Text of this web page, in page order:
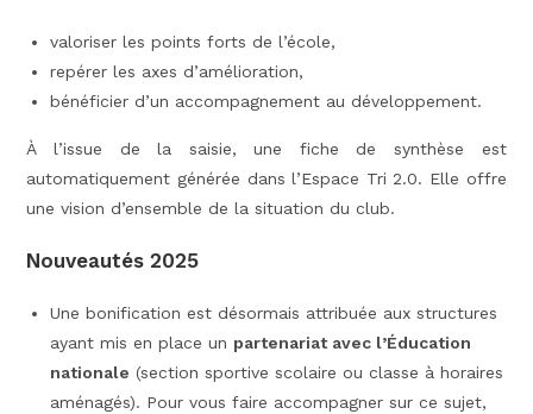
valoriser les points forts de l’école,
repérer les axes d’amélioration,
bénéficier d’un accompagnement au développement.
À l’issue de la saisie, une fiche de synthèse est
automatiquement générée dans l’Espace Tri 2.0. Elle offre
une vision d’ensemble de la situation du club.
Nouveautés 2025
Une bonification est désormais attribuée aux structures
ayant mis en place un partenariat avec l’Éducation
nationale (section sportive scolaire ou classe à horaires
aménagés). Pour vous faire accompagner sur ce sujet,